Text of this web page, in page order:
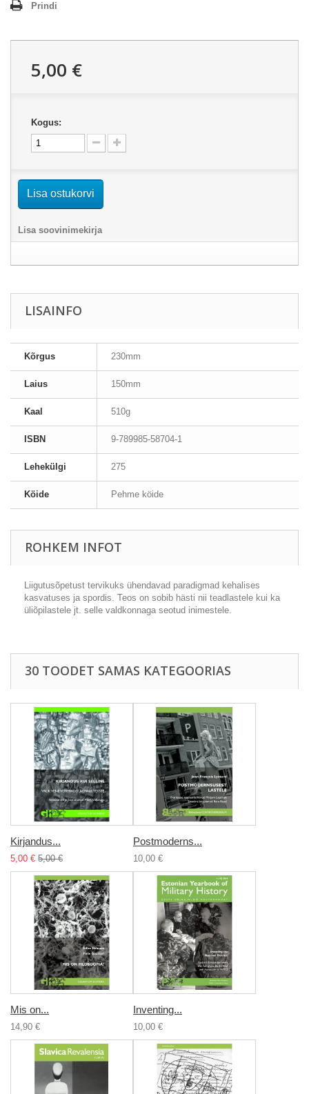
Prindi
5,00 €
Kogus:
Lisa ostukorvi
Lisa soovinimekirja
LISAINFO
Kõrgus 230mm
Laius 150mm
Kaal 510g
ISBN 9-789985-58704-1
Lehekülgi 275
Köide Pehme köide
ROHKEM INFOT
Liigutusõpetust tervikuks ühendavad paradigmad kehalises
kasvatuses ja spordis. Teos on sobib hästi nii teadlastele kui ka
üliõpilastele jt. selle valdkonnaga seotud inimestele.
30 TOODET SAMAS KATEGOORIAS
Kirjandus...
5,00 € 5,00 €
Postmoderns...
10,00 €
Mis on...
14,90 €
Inventing...
10,00 €